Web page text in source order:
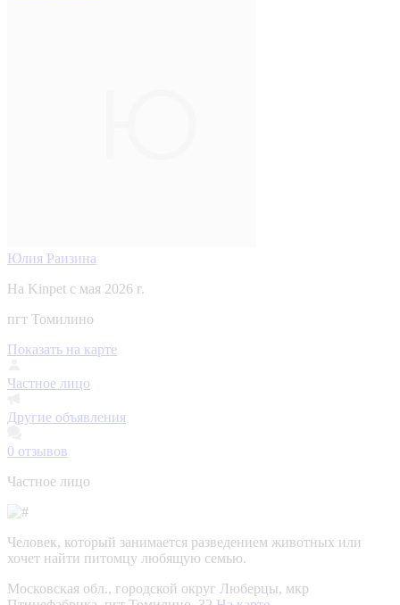
Юлия Раизина
На Kinpet c мая 2026 г.
пгт Томилино
Показать на карте
Частное лицо
Другие объявления
0 отзывов
Частное лицо
Человек, который занимается разведением животных или
хочет найти питомцу любящую семью.
Московская обл., городской округ Люберцы, мкр